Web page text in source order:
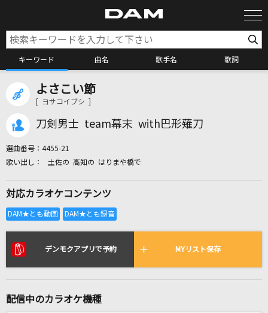
キーワード 曲名 歌手名 歌詞
全国りれき
リアルタイムで歌われている曲の一覧
よさこい節
[ ヨサコイブシ ]
刀剣男士 team幕末 with巴形薙刀
選曲番号： 4455-21
土佐の 高知の はりまや橋で
対応カラオケコンテンツ
デンモクアプリで予約 MYリスト保存
配信中のカラオケ機種